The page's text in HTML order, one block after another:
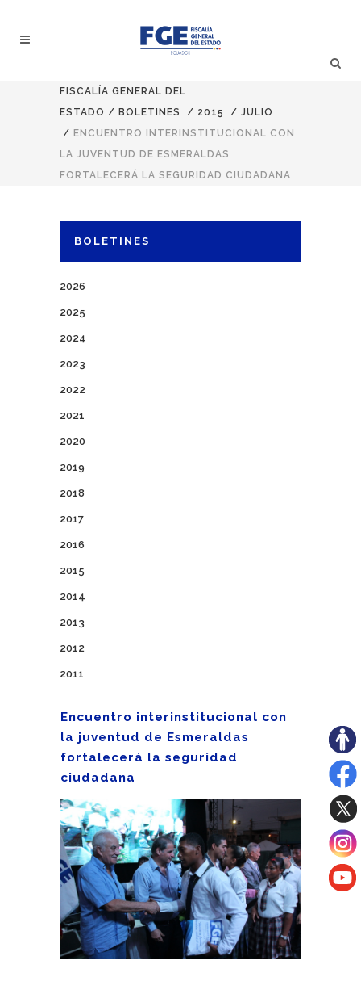
FISCALÍA GENERAL DEL
ESTADO / BOLETINES / 2015 / JULIO
/ ENCUENTRO INTERINSTITUCIONAL CON
LA JUVENTUD DE ESMERALDAS
FORTALECERÁ LA SEGURIDAD CIUDADANA
BOLETINES
2026
2025
2024
2023
2022
2021
2020
2019
2018
2017
2016
2015
2014
2013
2012
2011
Encuentro interinstitucional con
la juventud de Esmeraldas
fortalecerá la seguridad
ciudadana